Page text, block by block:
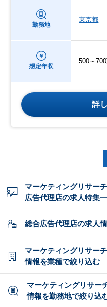
勤務地
東京都
想定年収
500～
詳
マーケティングリサー
広告代理店の求人特集
総合広告代理店の求人
マーケティングリサー
情報を業種で絞り込む
マーケティングリサー
情報を勤務地で絞り込